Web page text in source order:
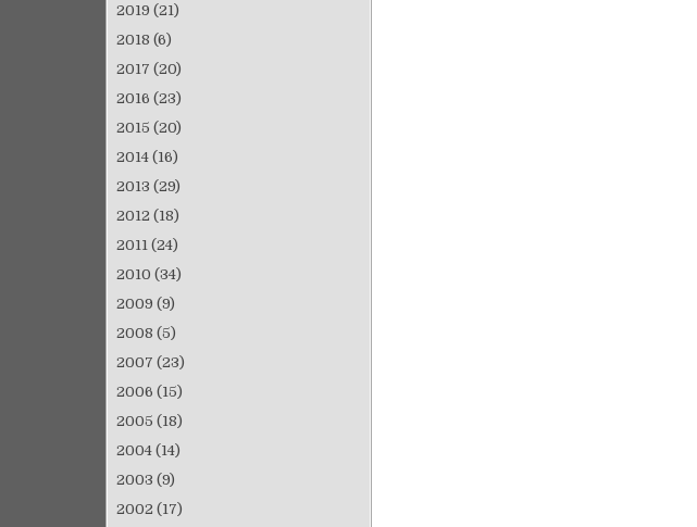
2019 (21)
2018 (6)
2017 (20)
2016 (23)
2015 (20)
2014 (16)
2013 (29)
2012 (18)
2011 (24)
2010 (34)
2009 (9)
2008 (5)
2007 (23)
2006 (15)
2005 (18)
2004 (14)
2003 (9)
2002 (17)